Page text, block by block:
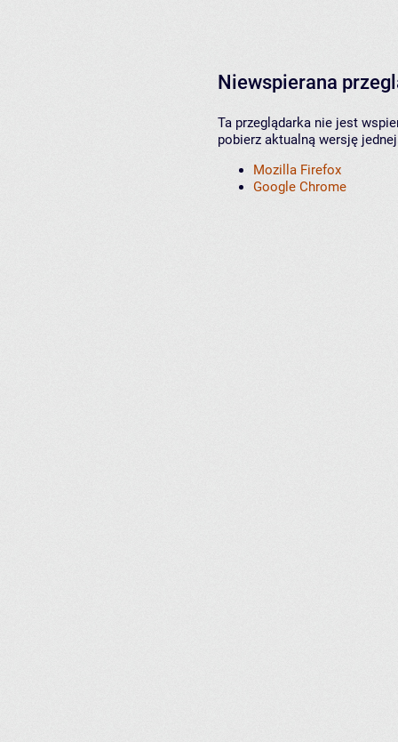
Niewspierana
Ta przeglądarka nie jest
pobierz aktualną wersję
Mozilla Firefox
Google Chrome